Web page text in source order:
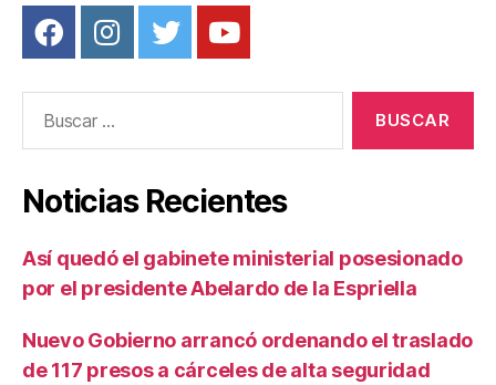
Noticias Recientes
Así quedó el gabinete ministerial posesionado
por el presidente Abelardo de la Espriella
Nuevo Gobierno arrancó ordenando el traslado
de 117 presos a cárceles de alta seguridad